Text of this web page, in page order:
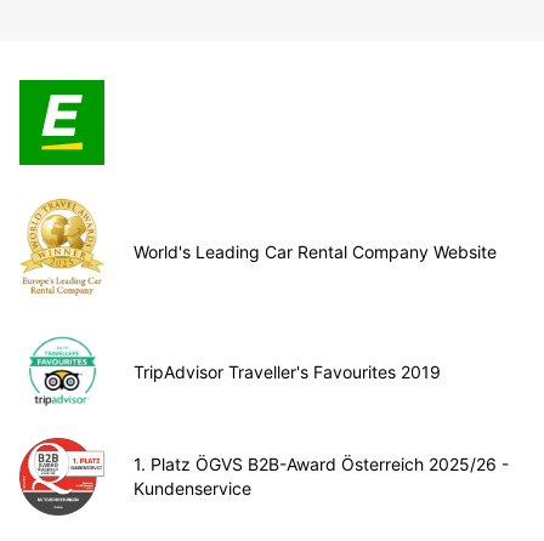
World's Leading Car Rental Company Website
TripAdvisor Traveller's Favourites 2019
1. Platz ÖGVS B2B-Award Österreich 2025/26 -
Kundenservice